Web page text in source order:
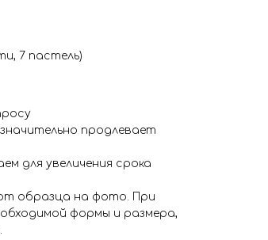
7 пастель)
продлевает
для увеличения срока
образца на фото. При
формы и размера,